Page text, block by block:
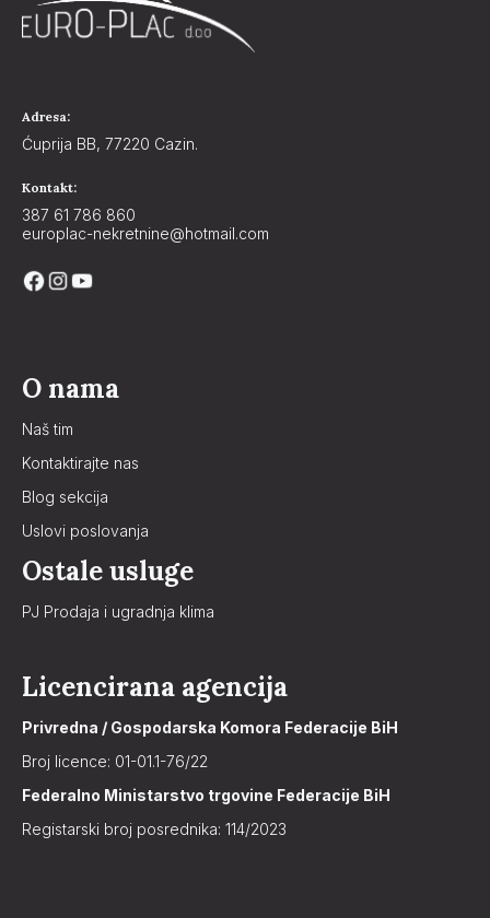
Adresa:
Ćuprija BB, 77220 Cazin.
Kontakt:
387 61 786 860
europlac-nekretnine@hotmail.com
O nama
Naš tim
Kontaktirajte nas
Blog sekcija
Uslovi poslovanja
Ostale usluge
PJ Prodaja i ugradnja klima
Licencirana agencija
Privredna / Gospodarska Komora Federacije BiH
Broj licence: 01-01.1-76/22
Federalno Ministarstvo trgovine Federacije BiH
Registarski broj posrednika: 114/2023